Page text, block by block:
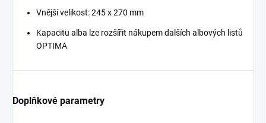
Vnější velikost: 245 x 270 mm
Kapacitu alba lze rozšířit nákupem dalších albových listů
OPTIMA
Doplňkové parametry